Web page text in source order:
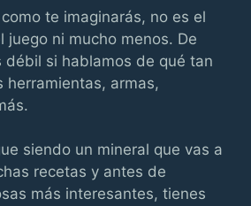
te imaginarás, no es el
juego ni mucho menos. De
débil si hablamos de qué tan
herramientas, armas,
siendo un mineral que vas a
recetas y antes de
más interesantes, tienes